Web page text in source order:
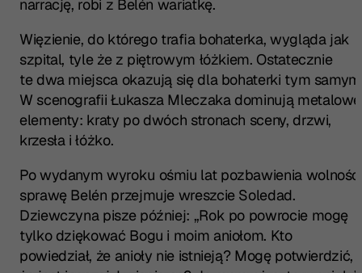
narrację, robi z Belén wariatkę.
Więzienie, do którego trafia bohaterka, wygląda jak
szpital, tyle że z piętrowym łóżkiem. Ostatecznie
te dwa miejsca okazują się dla bohaterki tym
W scenografii Łukasza Mleczaka dominują metalowe
elementy: kraty po dwóch stronach sceny, drzwi,
krzesła i łóżko.
Po wydanym wyroku ośmiu lat pozbawienia wolności
sprawę Belén przejmuje wreszcie Soledad.
Dziewczyna pisze później: „Rok po powrocie mogę
tylko dziękować Bogu i moim aniołom. Kto
powiedział, że anioły nie istnieją? Mogę potwierdzić,